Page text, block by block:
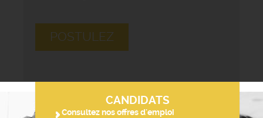
POSTULEZ
CANDIDATS
Consultez nos offres d'emploi